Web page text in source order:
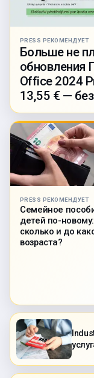
PRESS РЕКОМЕНДУЕТ
Больше не
обновления
Office 2024
13,55 € —
PRESS РЕКОМЕНДУЕТ
Семейное
детей по-
сколько и до
возраста?